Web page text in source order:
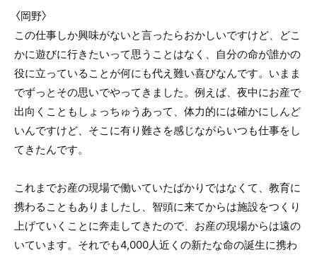
〈岡野〉
この仕事しか興味がないと言ったらおかしいですけど、どこ
かに遊びに行きたいって思うことはなく、自分の命が誰かの
役に立っていることが何にも代え難い喜びなんです。いまま
でずっとその思いでやってきました。例えば、夜中にお産で
出向くこともしょっちゅうあって、体力的には確かにしんど
いんですけど、そこに有り難さを感じながらいつも仕事をし
てきたんです。
これまでお産の現場で働いていたばかりではなくて、教育に
携わることもありましたし、智頭に来てからは施設をつくり
上げていくことに奔走してきたので、お産の現場からは遠の
いています。それでも4,000人近くの新たな命の誕生に携わ